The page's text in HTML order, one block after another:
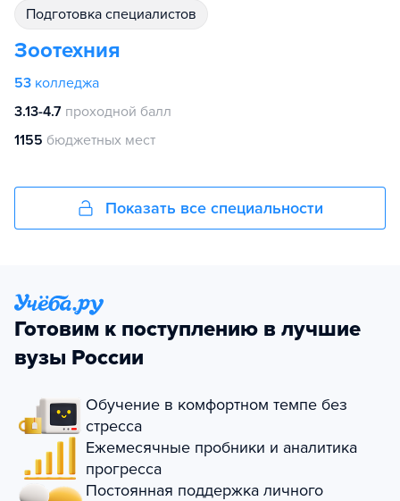
подготовка специалистов
Зоотехния
53 колледжа
3.13-4.7 проходной балл
1155 бюджетных мест
Показать все специальности
Готовим к поступлению в лучшие
вузы России
Обучение в комфортном темпе без
стресса
Ежемесячные пробники и аналитика
прогресса
Постоянная поддержка личного